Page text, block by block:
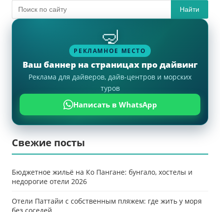
Найти
🤿
РЕКЛАМНОЕ МЕСТО
Ваш баннер на страницах про дайвинг
Реклама для дайверов, дайв-центров и морских
туров
Написать в WhatsApp
Свежие посты
Бюджетное жильё на Ко Пангане: бунгало, хостелы и
недорогие отели 2026
Отели Паттайи с собственным пляжем: где жить у моря
без соседей